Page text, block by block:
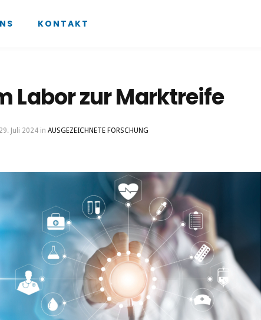
KONTAKT
Labor zur Marktreife
29. Juli 2024 in AUSGEZEICHNETE FORSCHUNG